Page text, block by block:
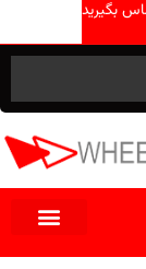
بگیرید